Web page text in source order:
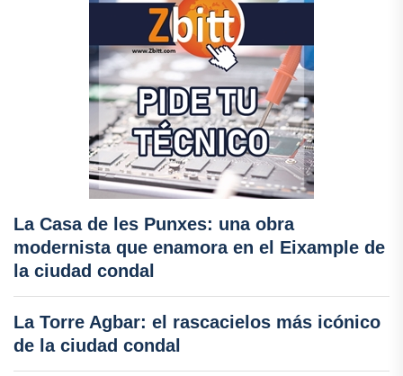
La Casa de les Punxes: una obra
modernista que enamora en el Eixample de
la ciudad condal
La Torre Agbar: el rascacielos más icónico
de la ciudad condal